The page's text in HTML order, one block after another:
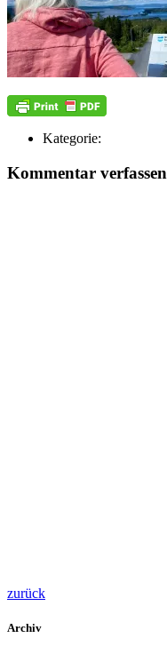
Kategorie:
Kommentar verfassen
zurück
Archiv